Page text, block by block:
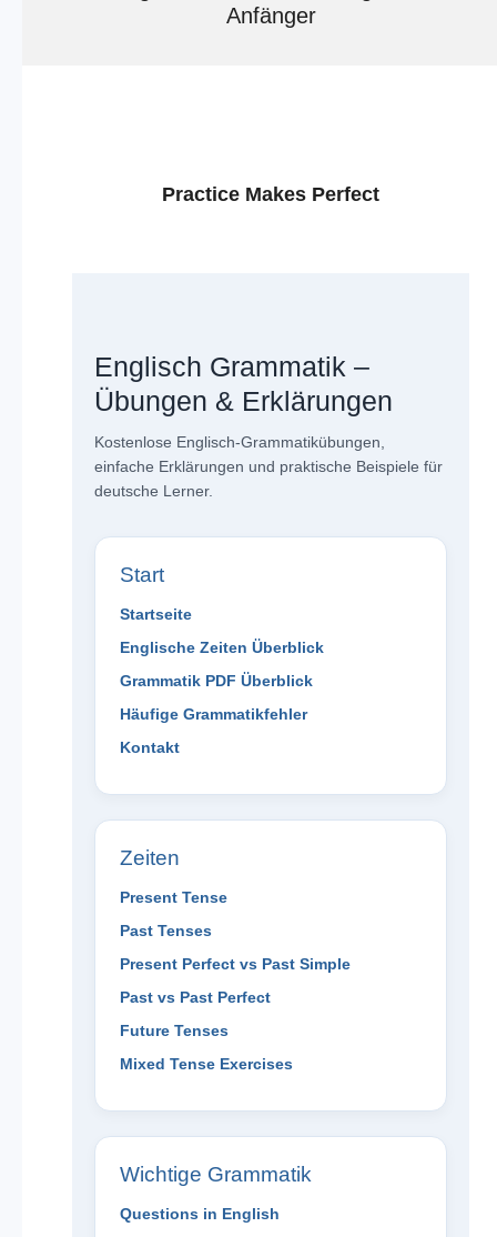
Anfänger
Practice Makes Perfect
Englisch Grammatik –
Übungen & Erklärungen
Kostenlose Englisch-Grammatikübungen,
einfache Erklärungen und praktische Beispiele für
deutsche Lerner.
Start
Startseite
Englische Zeiten Überblick
Grammatik PDF Überblick
Häufige Grammatikfehler
Kontakt
Zeiten
Present Tense
Past Tenses
Present Perfect vs Past Simple
Past vs Past Perfect
Future Tenses
Mixed Tense Exercises
Wichtige Grammatik
Questions in English